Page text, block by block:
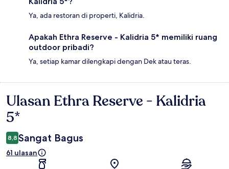
Ya, ada restoran di properti, Kalidria.
Apakah Ethra Reserve - Kalidria 5* memiliki ruang
outdoor pribadi?
Ya, setiap kamar dilengkapi dengan Dek atau teras.
Ulasan
Ulasan Ethra Reserve - Kalidria
5*
8,8 Sangat Bagus
61 ulasan